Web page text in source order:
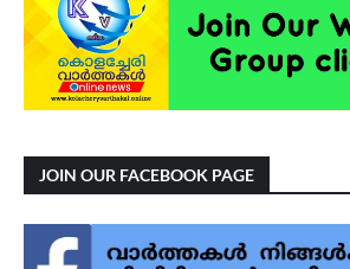
JOIN OUR FACEBOOK PAGE